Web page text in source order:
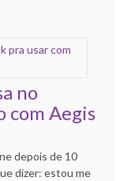
no
com Aegis
depois de 10
dizer: estou me